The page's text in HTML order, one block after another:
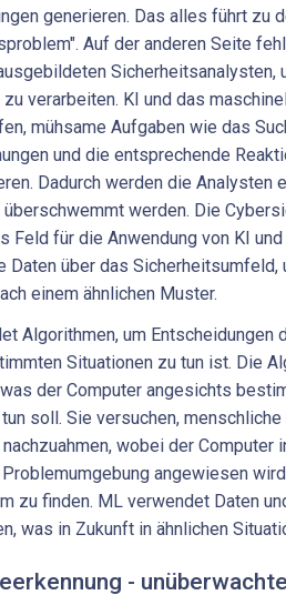
generieren. Das alles führt zu
Auf der anderen Seite
Sicherheitsanalysten,
zu verarbeiten. KI und das
mühsame Aufgaben wie das
und die entsprechende
Dadurch werden die Analysten
überschwemmt werden. Die
Feld für die Anwendung von KI
Daten über das Sicherheitsumfeld,
einem ähnlichen Muster.
Algorithmen, um Entscheidungen
Situationen zu tun ist. Die
was der Computer angesichts
soll. Sie versuchen,
nachzuahmen, wobei der Computer
angewiesen
zu finden. ML verwendet Daten
was in Zukunft in ähnlichen
-